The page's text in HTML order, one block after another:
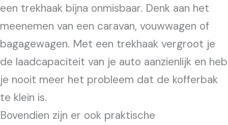
een trekhaak bijna onmisbaar. Denk aan het
meenemen van een caravan, vouwwagen of
bagagewagen. Met een trekhaak vergroot je
de laadcapaciteit van je auto aanzienlijk en heb
je nooit meer het probleem dat de kofferbak
te klein is.
Bovendien zijn er ook praktische